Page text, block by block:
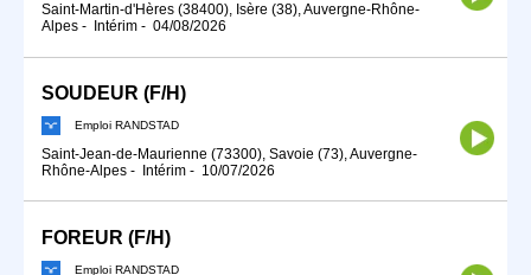
Saint-Martin-d'Hères (38400), Isère (38), Auvergne-Rhône-
Alpes - Intérim - 04/08/2026
SOUDEUR (F/H)
Emploi RANDSTAD
Saint-Jean-de-Maurienne (73300), Savoie (73), Auvergne-
Rhône-Alpes - Intérim - 10/07/2026
FOREUR (F/H)
Emploi RANDSTAD